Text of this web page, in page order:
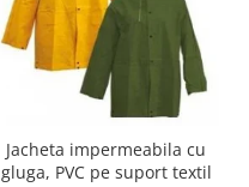
Jacheta impermeabila cu
gluga, PVC pe suport textil